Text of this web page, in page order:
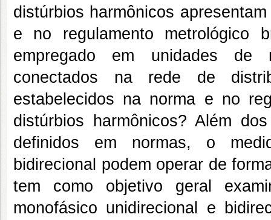
distúrbios harmônicos
e no regulamento metrológico
empregado em unidades de
conectados na rede de
estabelecidos na norma e no
distúrbios harmônicos? Além
definidos em normas, o
bidirecional podem operar de
tem como objetivo geral
monofásico unidirecional e